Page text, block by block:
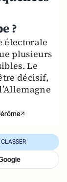
?
électorale
plusieurs
Le
décisif,
CLASSER